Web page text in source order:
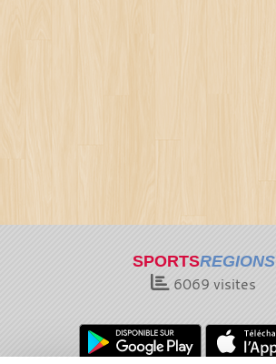
SPORTSREGIONS
6069 visites